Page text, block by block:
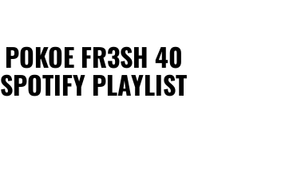
POKOE FR3SH 40
SPOTIFY PLAYLIST